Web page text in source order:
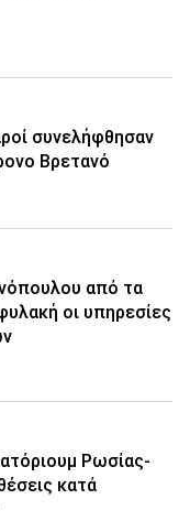
συνελήφθησαν
Βρετανό
από τα
οι υπηρεσίες
Ρωσίας-
κατά